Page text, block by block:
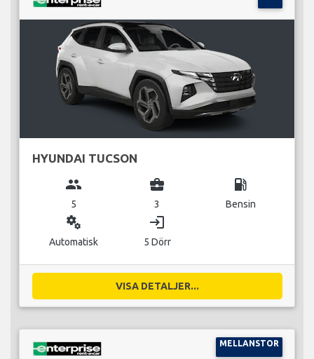
HYUNDAI TUCSON
group
5
business_center
3
local_gas_station
Bensin
miscellaneous_services
Automatisk
login
5 Dörr
VISA DETALJER...
MELLANSTOR